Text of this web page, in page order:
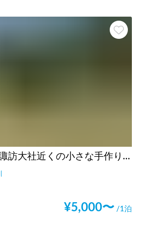
八ヶ岳山麓、諏訪大社近くの小さな手作りキャンプ場/A small campsite near Suwa Taisha at the foot of Yatsugatake
¥5,000〜 /1泊